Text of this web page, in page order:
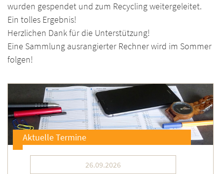
wurden gespendet und zum Recycling weitergeleitet.
Ein tolles Ergebnis!
Herzlichen Dank für die Unterstützung!
Eine Sammlung ausrangierter Rechner wird im Sommer
folgen!
Aktuelle Termine
26.09.2026